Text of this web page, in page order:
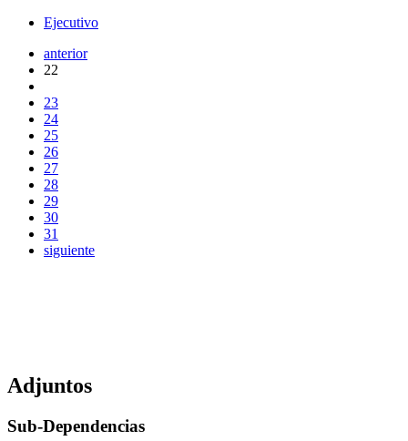
Ejecutivo
anterior
22
23
24
25
26
27
28
29
30
31
siguiente
Adjuntos
Sub-Dependencias